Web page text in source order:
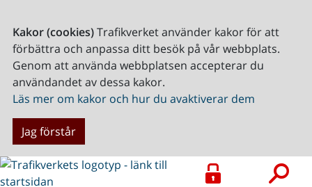
Kakor (cookies)Trafikverket använder kakor för att
förbättra och anpassa ditt besök på vår webbplats.
Genom att använda webbplatsen accepterar du
användandet av dessa kakor.
Läs mer om kakor och hur du avaktiverar dem
Jag förstår